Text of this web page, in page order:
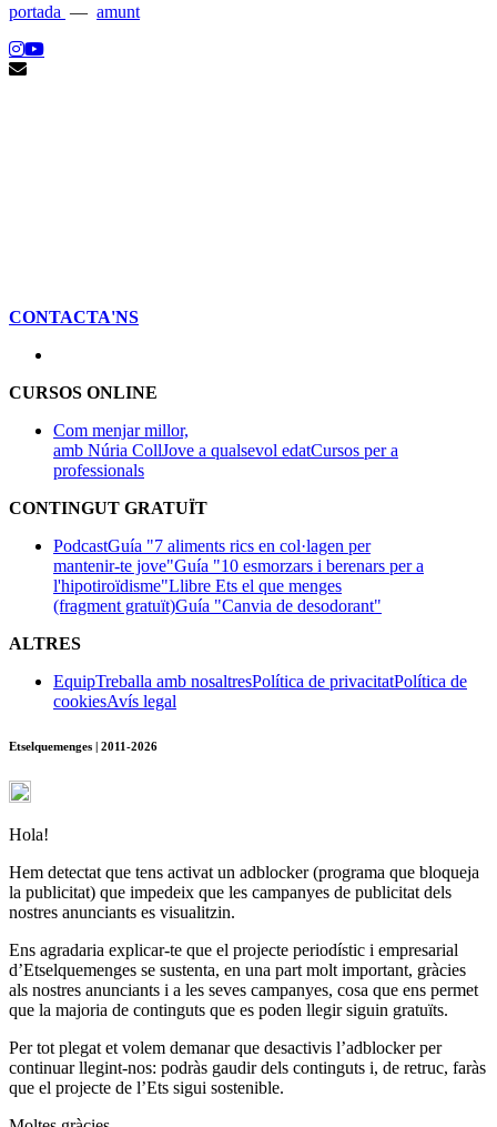
portada — amunt
CONTACTA'NS
CURSOS ONLINE
Com menjar millor,
amb Núria CollJove a qualsevol edatCursos per a
professionals
CONTINGUT GRATUÏT
PodcastGuía "7 aliments rics en col·lagen per
mantenir-te jove"Guía "10 esmorzars i berenars per a
l'hipotiroïdisme"Llibre Ets el que menges
(fragment gratuït)Guía "Canvia de desodorant"
ALTRES
EquipTreballa amb nosaltresPolítica de privacitatPolítica de
cookiesAvís legal
Etselquemenges | 2011-2026
Hola!
Hem detectat que tens activat un adblocker (programa que bloqueja
la publicitat) que impedeix que les campanyes de publicitat dels
nostres anunciants es visualitzin.
Ens agradaria explicar-te que el projecte periodístic i empresarial
d’Etselquemenges se sustenta, en una part molt important, gràcies
als nostres anunciants i a les seves campanyes, cosa que ens permet
que la majoria de continguts que es poden llegir siguin gratuïts.
Per tot plegat et volem demanar que desactivis l’adblocker per
continuar llegint-nos: podràs gaudir dels continguts i, de retruc, faràs
que el projecte de l’Ets sigui sostenible.